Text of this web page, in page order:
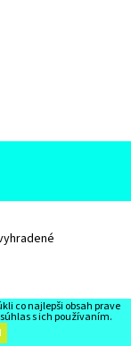
co najlepši obsah prave
s ich používaním.